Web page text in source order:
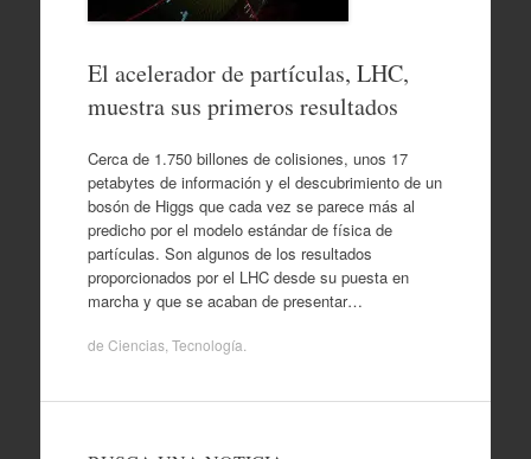
El acelerador de partículas, LHC,
muestra sus primeros resultados
Cerca de 1.750 billones de colisiones, unos 17
petabytes de información y el descubrimiento de un
bosón de Higgs que cada vez se parece más al
predicho por el modelo estándar de física de
partículas. Son algunos de los resultados
proporcionados por el LHC desde su puesta en
marcha y que se acaban de presentar…
de Ciencias, Tecnología